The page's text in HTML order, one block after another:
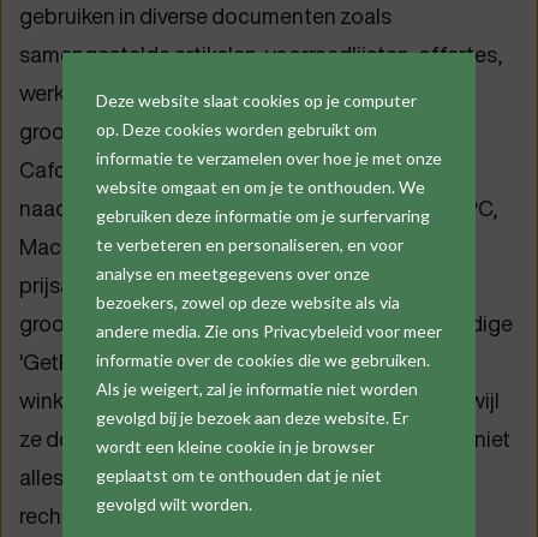
Deze website slaat cookies op je computer
op. Deze cookies worden gebruikt om
informatie te verzamelen over hoe je met onze
website omgaat en om je te onthouden. We
gebruiken deze informatie om je surfervaring
te verbeteren en personaliseren, en voor
analyse en meetgegevens over onze
bezoekers, zowel op deze website als via
andere media. Zie ons Privacybeleid voor meer
informatie over de cookies die we gebruiken.
Als je weigert, zal je informatie niet worden
gevolgd bij je bezoek aan deze website. Er
wordt een kleine cookie in je browser
geplaatst om te onthouden dat je niet
gevolgd wilt worden.
gebruiken in diverse documenten zoals
samengestelde artikelen, voorraadlijsten, offertes,
werkbonnen en bestelbonnen. En als de
groothandel de prijzen aanpast? Geen zorgen,
Cafca Software is een 100% webapplicatie die
naadloos werkt op elk apparaat - of het nu een PC,
Mac, tablet of smartphone is. Zo worden
prijsaanpassingen en voorraadniveaus van de
groothandels in realtime bijgewerkt. Met de handige
'GetBasket'-functie kunnen gebruikers zelfs het
winkelmandje van de webshop downloaden terwijl
ze documenten opstellen in Cafca. En dit is nog niet
alles! Met Cafca 'e-order' kan de bestelbon
rechtstreeks naar de webshop van de gekozen